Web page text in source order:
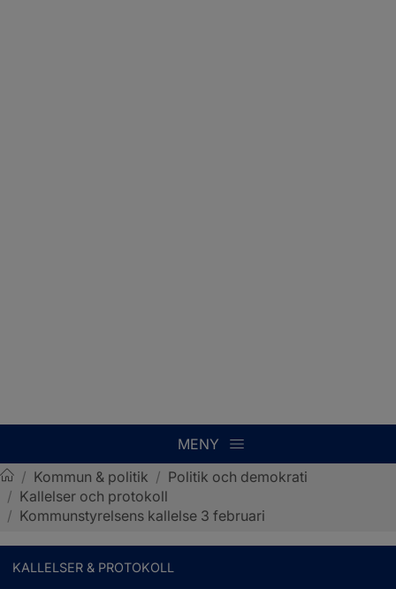
MENY
Sotenäs kommun
/ Kommun & politik / Politik och demokrati
/ Kallelser och protokoll
/ Kommunstyrelsens kallelse 3 februari
KALLELSER & PROTOKOLL